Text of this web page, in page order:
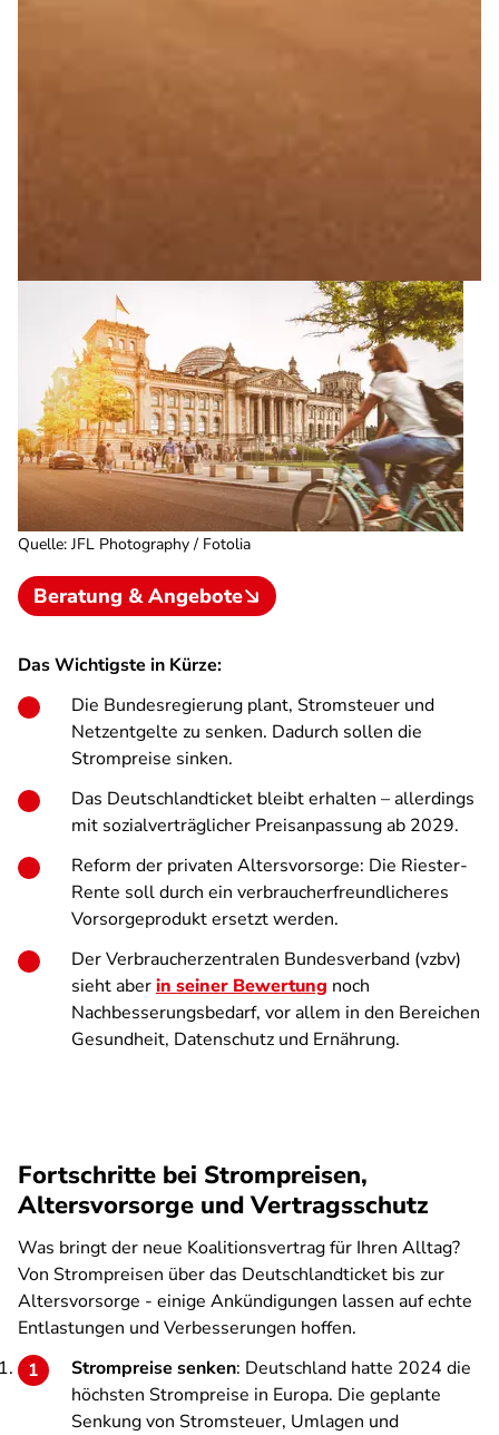
Quelle: JFL Photography / Fotolia
Beratung & Angebote
Das Wichtigste in Kürze:
Die Bundesregierung plant, Stromsteuer und
Netzentgelte zu senken. Dadurch sollen die
Strompreise sinken.
Das Deutschlandticket bleibt erhalten – allerdings
mit sozialverträglicher Preisanpassung ab 2029.
Reform der privaten Altersvorsorge: Die Riester-
Rente soll durch ein verbraucherfreundlicheres
Vorsorgeprodukt ersetzt werden.
Der Verbraucherzentralen Bundesverband (vzbv)
sieht aberin seiner Bewertung noch
Nachbesserungsbedarf, vor allem in den Bereichen
Gesundheit, Datenschutz und Ernährung.
Fortschritte bei Strompreisen,
Altersvorsorge und Vertragsschutz
Was bringt der neue Koalitionsvertrag für Ihren Alltag?
Von Strompreisen über das Deutschlandticket bis zur
Altersvorsorge - einige Ankündigungen lassen auf echte
Entlastungen und Verbesserungen hoffen.
Strompreise senken: Deutschland hatte 2024 die
höchsten Strompreise in Europa. Die geplante
Senkung von Stromsteuer, Umlagen und